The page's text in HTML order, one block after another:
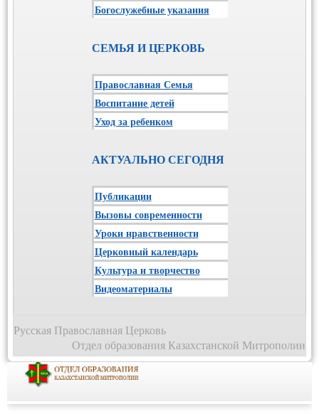
Богослужебные указания
СЕМЬЯ И ЦЕРКОВЬ
Православная Семья
Воспитание детей
Уход за ребенком
АКТУАЛЬНО СЕГОДНЯ
Публикации
Вызовы современности
Уроки нравственности
Церковный календарь
Культура и творчество
Видеоматериалы
Русская Православная Церковь
Отдел образования Казахстанской Митрополии